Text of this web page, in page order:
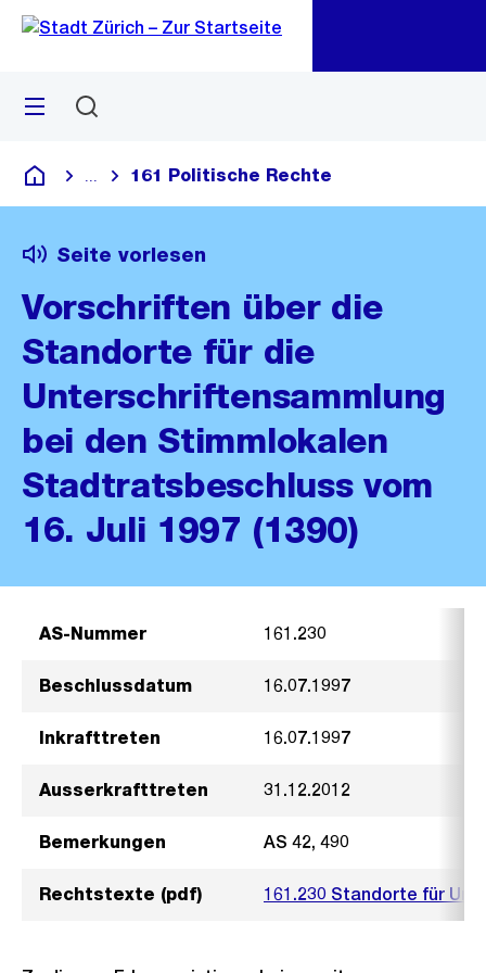
Navigation
Sprunglink
Menü
Deutsch
Blende alle Breadcrumbs ein
161 Politische Rechte
Seite vorlesen
Vorschriften über die
Standorte für die
Unterschriftensammlung
bei den Stimmlokalen
Stadtratsbeschluss vom
16. Juli 1997 (1390)
AS-Nummer 161.230
Beschlussdatum 16.07.1997
Inkrafttreten 16.07.1997
Ausserkrafttreten 31.12.2012
Bemerkungen AS 42, 490
Rechtstexte (pdf) 161.230 Standorte für